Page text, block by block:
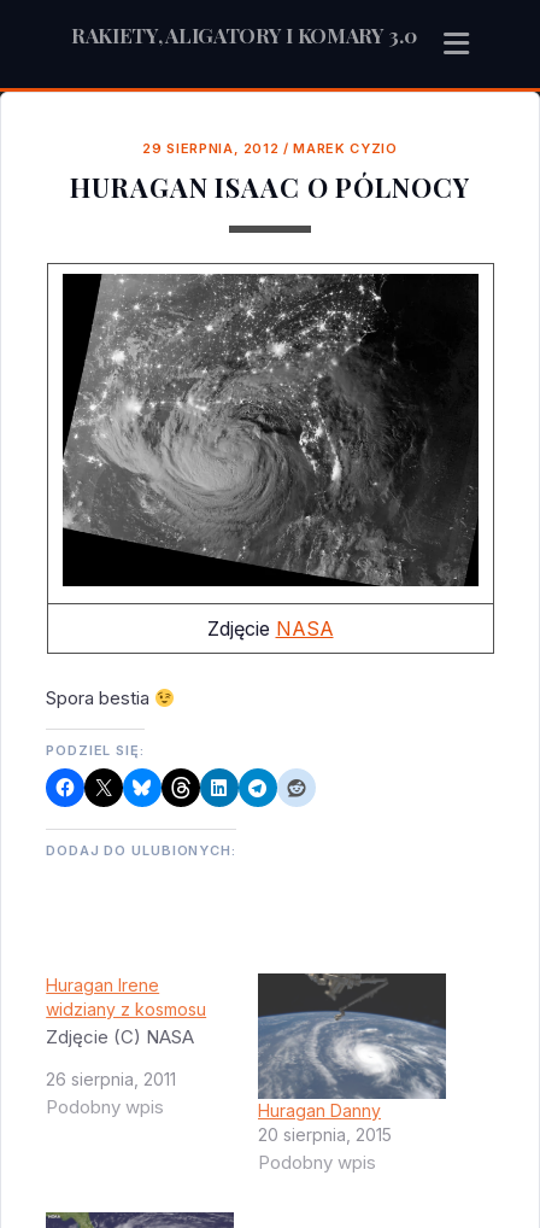
RAKIETY, ALIGATORY I KOMARY 3.0
29 SIERPNIA, 2012 /MAREK CYZIO
HURAGAN ISAAC O PÓLNOCY
Zdjęcie NASA
Spora bestia
PODZIEL SIĘ:
DODAJ DO ULUBIONYCH:
Huragan Irene
widziany z kosmosu
Zdjęcie (C) NASA
26 sierpnia, 2011
Podobny wpis
Huragan Danny
20 sierpnia, 2015
Podobny wpis